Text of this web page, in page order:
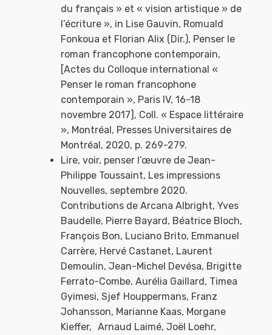
du français » et « vision artistique » de
l’écriture », in Lise Gauvin, Romuald
Fonkoua et Florian Alix (Dir.), Penser le
roman francophone contemporain,
[Actes du Colloque international «
Penser le roman francophone
contemporain », Paris IV, 16-18
novembre 2017], Coll. « Espace littéraire
», Montréal, Presses Universitaires de
Montréal, 2020, p. 269-279.
Lire, voir, penser l’œuvre de Jean-
Philippe Toussaint, Les impressions
Nouvelles, septembre 2020.
Contributions de Arcana Albright, Yves
Baudelle, Pierre Bayard, Béatrice Bloch,
François Bon, Luciano Brito, Emmanuel
Carrère, Hervé Castanet, Laurent
Demoulin, Jean-Michel Devésa, Brigitte
Ferrato-Combe, Aurélia Gaillard, Timea
Gyimesi, Sjef Houppermans, Franz
Johansson, Marianne Kaas, Morgane
Kieffer, Arnaud Laimé, Joël Loehr,